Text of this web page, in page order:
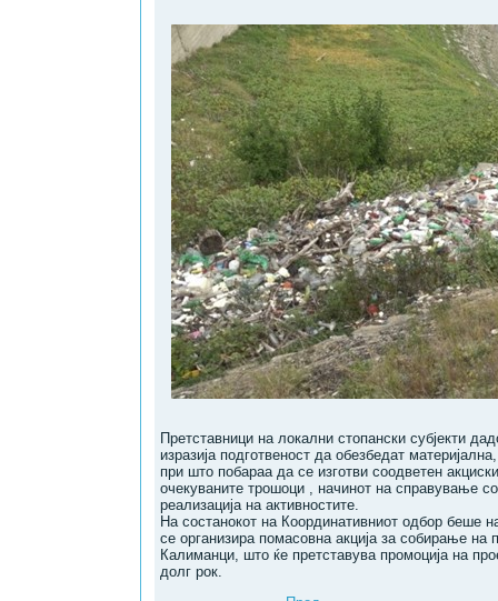
Претставници на локални стопански субјекти
изразија подготвеност да обезбедат
при што побараа да се изготви соодветен
очекуваните трошоци , начинот на справување
реализација на активностите.
На состанокот на Координативниот одбор беше
се организира помасовна акција за собирање на
Калиманци, што ќе претставува промоција на
долг рок.